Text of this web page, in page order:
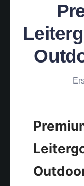
PRODUKTE
ÜBER UNS